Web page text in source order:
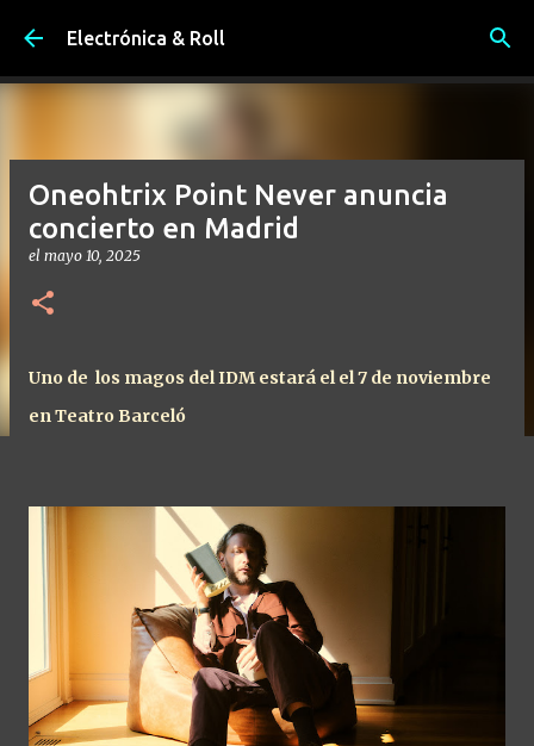
Ir al contenido principal
Electrónica & Roll
Oneohtrix Point Never anuncia
concierto en Madrid
el mayo 10, 2025
Uno de los magos del IDM estará el el 7 de noviembre
en Teatro Barceló